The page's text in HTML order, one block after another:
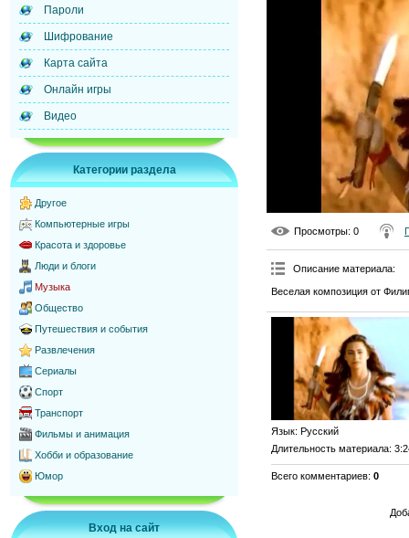
Пароли
Шифрование
Карта сайта
Онлайн игры
Видео
Категории раздела
Другое
Компьютерные игры
Красота и здоровье
Люди и блоги
Музыка
Общество
Путешествия и события
Развлечения
Сериалы
Спорт
Транспорт
Фильмы и анимация
Хобби и образование
Юмор
Вход на сайт
Просмотры: 0
Описание материала:
Веселая композиция от
Язык: Русский
Длительность материала:
Всего комментариев: 0